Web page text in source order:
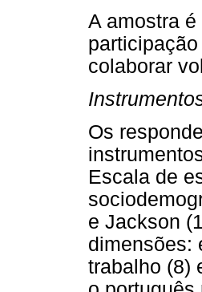
A amostra
colaborar
Os
Escala de
e Jackson
dimensões:
trabalho (8)